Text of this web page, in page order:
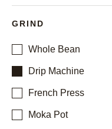
GRIND
Whole Bean
Drip Machine
French Press
Moka Pot